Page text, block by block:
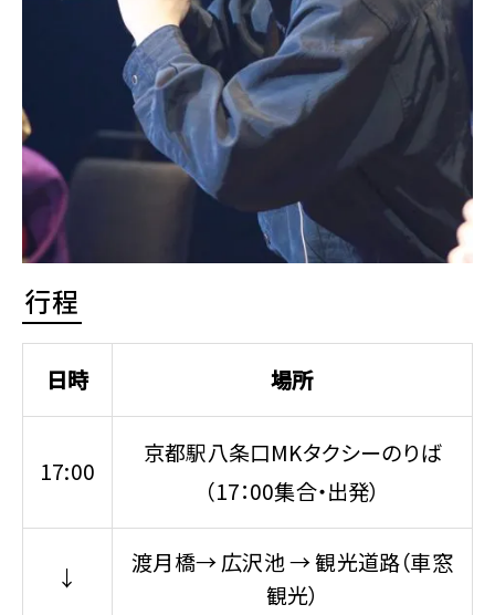
行程
日時 場所
17:00
京都駅八条口MKタクシーのりば
（17：00集合・出発）
↓
渡月橋→ 広沢池 → 観光道路（車窓
観光）